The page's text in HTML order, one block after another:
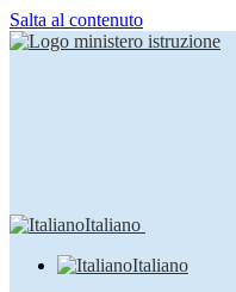
Salta al contenuto
Italiano
Italiano